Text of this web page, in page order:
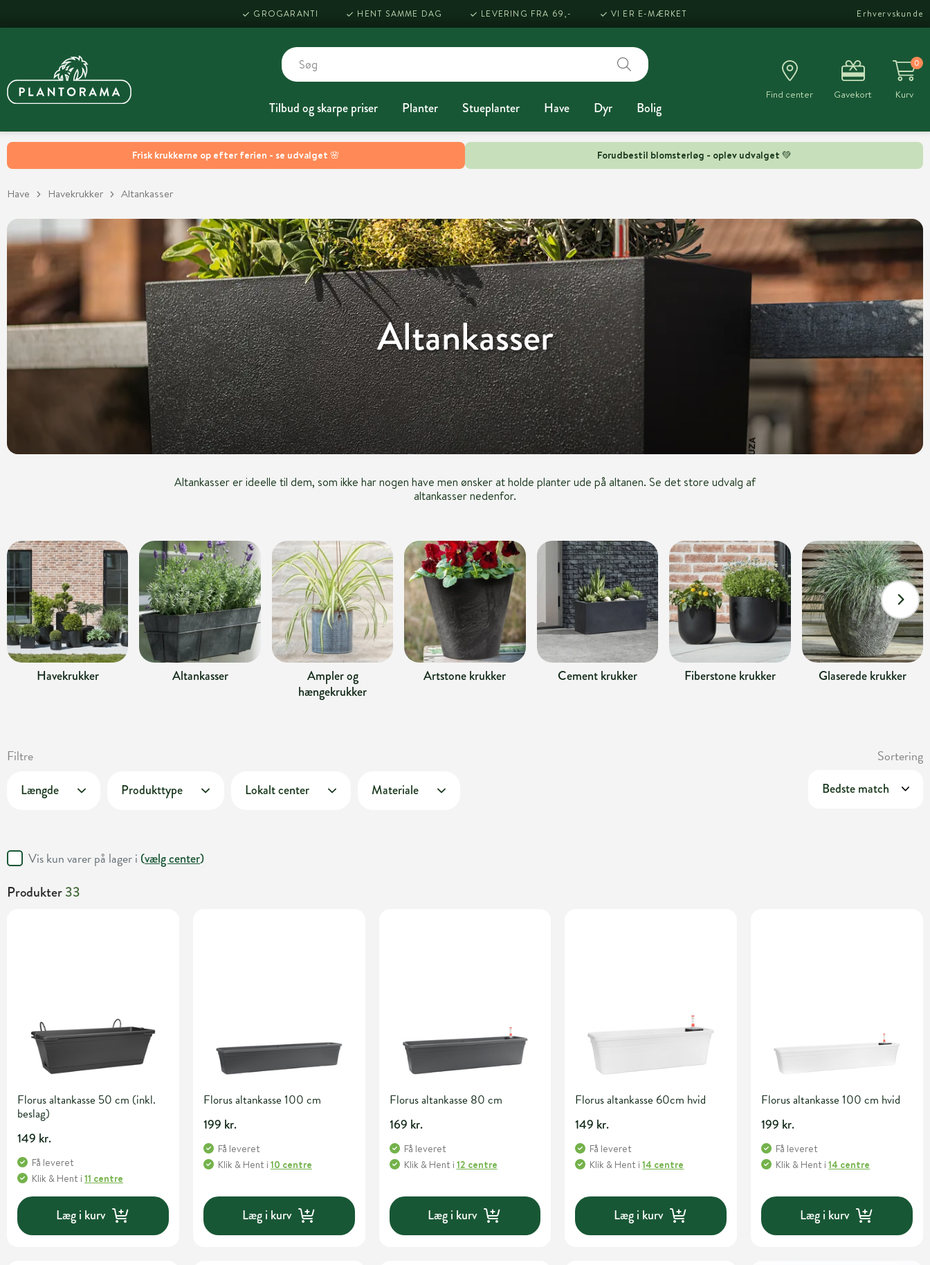
Frisk krukkerne op efter ferien - se udvalget 🌸 Forudbestil blomsterløg - oplev udvalget 💚
GROGARANTI HENT SAMME DAG LEVERING FRA 69,- VI ER E-MÆRKET Erhvervskunde
Tilbud og skarpe priser Planter Stueplanter Have Dyr Bolig
Find center Gavekort
0
Kurv
Have Havekrukker Altankasser
Altankasser
Altankasser er ideelle til dem, som ikke har nogen have men ønsker at holde planter ude på altanen. Se det store udvalg af
altankasser nedenfor.
Havekrukker Altankasser
Ampler og
hængekrukker
Artstone krukker Cement krukker Fiberstone krukker Glaserede krukker
Filtre Sortering
Længde Produkttype Lokalt center Materiale
Vis kun varer på lager i (vælg center)
Produkter33
Florus altankasse 50 cm (inkl.
beslag)
149 kr.
Få leveret
Klik & Hent i 11 centre
Læg i kurv
Florus altankasse 100 cm
199 kr.
Få leveret
Klik & Hent i 10 centre
Læg i kurv
Florus altankasse 80 cm
169 kr.
Få leveret
Klik & Hent i 12 centre
Læg i kurv
Florus altankasse 60cm hvid
149 kr.
Få leveret
Klik & Hent i14 centre
Læg i kurv
Florus altankasse 100 cm hvid
199 kr.
Få leveret
Klik & Hent i14 centre
Læg i kurv